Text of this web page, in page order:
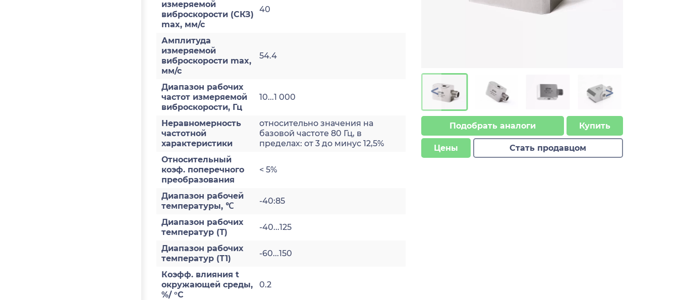
измеряемой
виброскорости (СКЗ)
max, мм/с
40
Амплитуда
измеряемой
виброскорости max,
мм/с
54.4
Диапазон рабочих
частот измеряемой
виброскорости, Гц
10...1 000
Неравномерность
частотной
характеристики
относительно значения на
базовой частоте 80 Гц, в
пределах: от 3 до минус 12,5%
Относительный
коэф. поперечного
преобразования
< 5%
Диапазон рабочей
температуры, ℃
-40:85
Диапазон рабочих
температур (Т)
-40...125
Диапазон рабочих
температур (Т1)
-60...150
Коэфф. влияния t
окружающей среды,
%/ °С
0.2
> >
Подобрать аналоги Купить
Цены Стать продавцом